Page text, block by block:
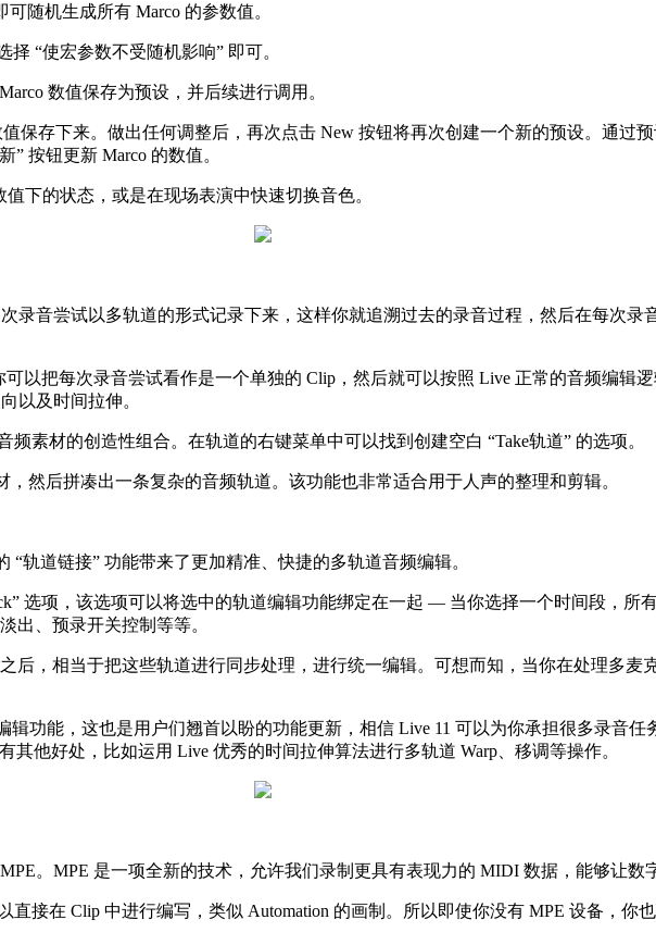
随机生成所有 Marco 的参数值。
“使宏参数不受随机影响” 即可。
数值保存为预设，并后续进行调用。
保存下来。做出任何调整后，再次点击 New 按钮将再次创建一个新的预设。通过
” 按钮更新 Marco 的数值。
下的状态，或是在现场表演中快速切换音色。
录音尝试以多轨道的形式记录下来，这样你就追溯过去的录音过程，然后在每次
以把每次录音尝试看作是一个单独的 Clip，然后就可以按照 Live 正常的音频编辑
以及时间拉伸。
素材的创造性组合。在轨道的右键菜单中可以找到创建空白 “Take轨道” 的选项。
然后拼凑出一条复杂的音频轨道。该功能也非常适合用于人声的整理和剪辑。
轨道链接” 功能带来了更加精准、快捷的多轨道音频编辑。
选项，该选项可以将选中的轨道编辑功能绑定在一起 — 当你选择一个时间段，所
出、预录开关控制等等。
后，相当于把这些轨道进行同步处理，进行统一编辑。可想而知，当你在处理多麦
辑功能，这也是用户们翘首以盼的功能更新，相信 Live 11 可以为你承担很多录音
他好处，比如运用 Live 优秀的时间拉伸算法进行多轨道 Warp、移调等操作。
。MPE 是一项全新的技术，允许我们录制更具有表现力的 MIDI 数据，能够让数
接在 Clip 中进行编写，类似 Automation 的画制。所以即使你没有 MPE 设备，你